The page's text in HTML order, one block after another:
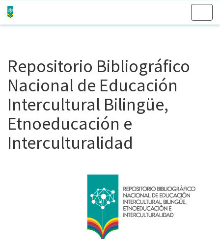
Repositorio Bibliográfico
Nacional de Educación
Intercultural Bilingüe,
Etnoeducación e
Interculturalidad